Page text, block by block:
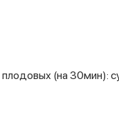
(на 30мин):